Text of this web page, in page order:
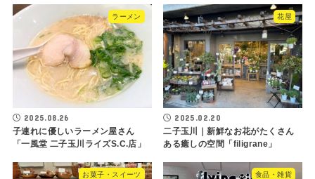
ラーメン
2025.08.26
子連れに優しいラーメン屋さん
「一風堂 二子玉川ライズS.C.店」
花屋
2025.02.20
二子玉川｜新鮮なお花がたくさん
ある癒しの空間「filigrane」
お菓子・スイーツ 食品・雑貨